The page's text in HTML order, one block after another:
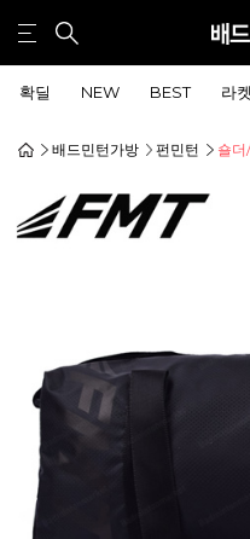
확딜 NEW BEST 라켓
배드민턴가방 펀민턴 숄